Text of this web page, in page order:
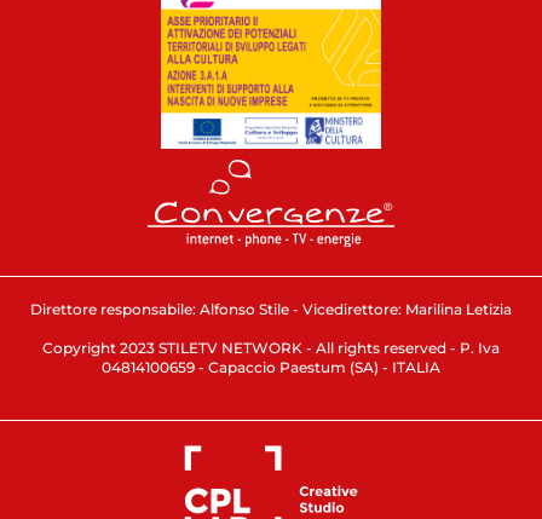
Direttore responsabile: Alfonso Stile - Vicedirettore: Marilina Letizia
Copyright 2023 STILETV NETWORK - All rights reserved - P. Iva
04814100659 - Capaccio Paestum (SA) - ITALIA